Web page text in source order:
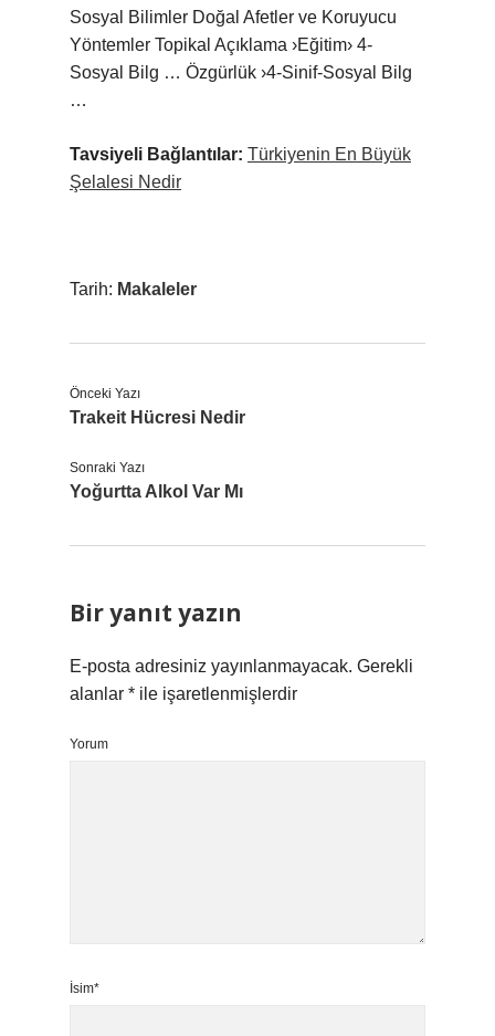
Sosyal Bilimler Doğal Afetler ve Koruyucu
Yöntemler Topikal Açıklama ›Eğitim› 4-
Sosyal Bilg … Özgürlük ›4-Sinif-Sosyal Bilg
…
Tavsiyeli Bağlantılar: Türkiyenin En Büyük
Şelalesi Nedir
Tarih: Makaleler
Önceki Yazı
Trakeit Hücresi Nedir
Sonraki Yazı
Yoğurtta Alkol Var Mı
Bir yanıt yazın
E-posta adresiniz yayınlanmayacak. Gerekli
alanlar * ile işaretlenmişlerdir
Yorum
İsim*